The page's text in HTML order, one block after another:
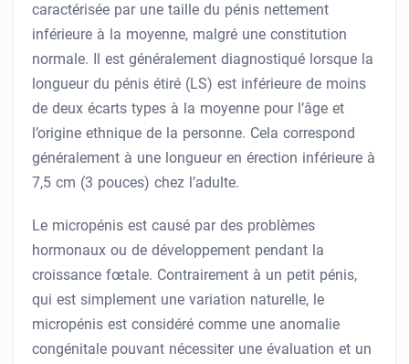
caractérisée par une taille du pénis nettement
inférieure à la moyenne, malgré une constitution
normale. Il est généralement diagnostiqué lorsque la
longueur du pénis étiré (LS) est inférieure de moins
de deux écarts types à la moyenne pour l’âge et
l’origine ethnique de la personne. Cela correspond
généralement à une longueur en érection inférieure à
7,5 cm (3 pouces) chez l’adulte.
Le micropénis est causé par des problèmes
hormonaux ou de développement pendant la
croissance fœtale. Contrairement à un petit pénis,
qui est simplement une variation naturelle, le
micropénis est considéré comme une anomalie
congénitale pouvant nécessiter une évaluation et un